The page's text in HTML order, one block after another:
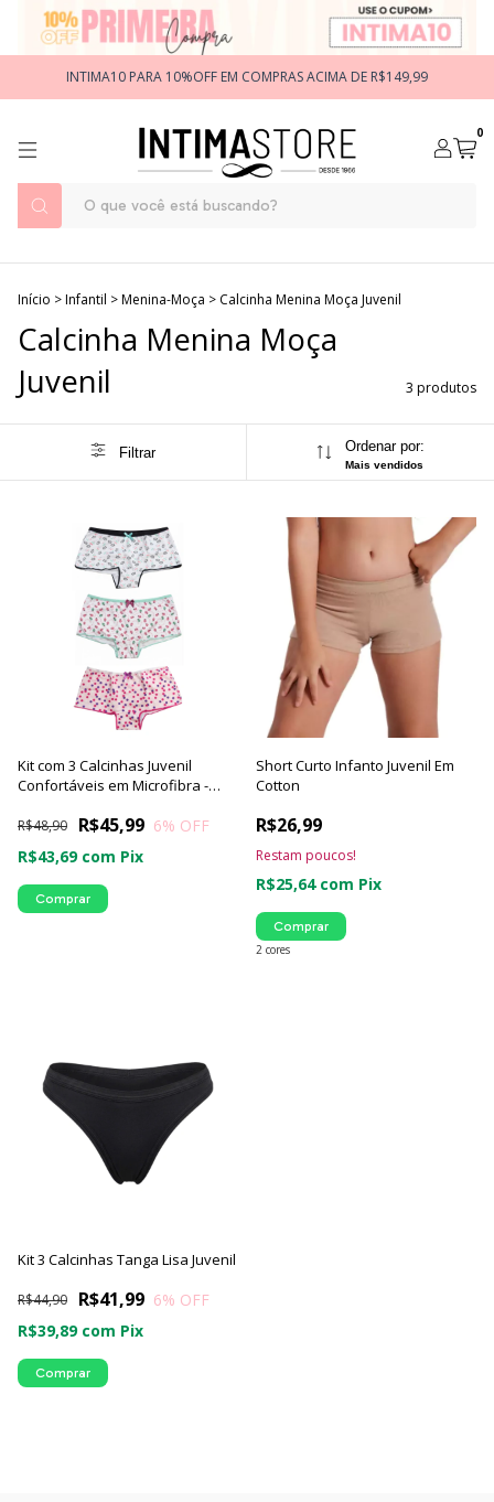
INTIMA10 PARA 10%OFF EM COMPRAS ACIMA DE R$149,99
0
Início >Infantil >Menina-Moça > Calcinha Menina Moça Juvenil
Calcinha Menina Moça
Juvenil
3 produtos
Filtrar Ordenar por:
Mais vendidos
Kit com 3 Calcinhas Juvenil
Confortáveis em Microfibra -
R$45,99
R$48,90 6% OFF
R$43,69 com Pix
Comprar
Short Curto Infanto Juvenil Em
Cotton
R$26,99
R$25,64 com Pix
Restam poucos!
2 cores
Comprar
Kit 3 Calcinhas Tanga Lisa Juvenil
R$41,99
R$44,90 6% OFF
R$39,89 com Pix
Comprar